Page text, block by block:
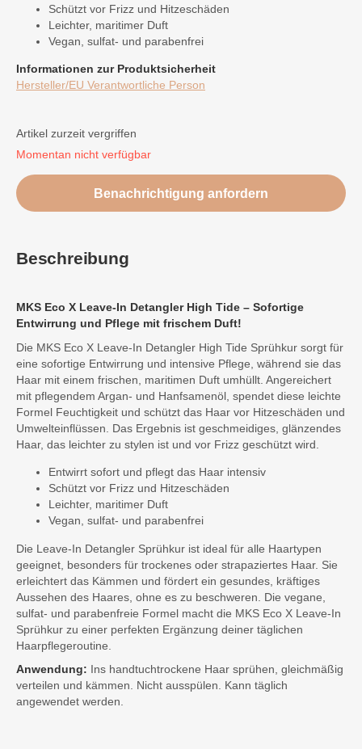
Schützt vor Frizz und Hitzeschäden
Leichter, maritimer Duft
Vegan, sulfat- und parabenfrei
Informationen zur Produktsicherheit
Hersteller/EU Verantwortliche Person
Artikel zurzeit vergriffen
Momentan nicht verfügbar
Benachrichtigung anfordern
Beschreibung
MKS Eco X Leave-In Detangler High Tide – Sofortige
Entwirrung und Pflege mit frischem Duft!
Die MKS Eco X Leave-In Detangler High Tide Sprühkur sorgt für
eine sofortige Entwirrung und intensive Pflege, während sie das
Haar mit einem frischen, maritimen Duft umhüllt. Angereichert
mit pflegendem Argan- und Hanfsamenöl, spendet diese leichte
Formel Feuchtigkeit und schützt das Haar vor Hitzeschäden und
Umwelteinflüssen. Das Ergebnis ist geschmeidiges, glänzendes
Haar, das leichter zu stylen ist und vor Frizz geschützt wird.
Entwirrt sofort und pflegt das Haar intensiv
Schützt vor Frizz und Hitzeschäden
Leichter, maritimer Duft
Vegan, sulfat- und parabenfrei
Die Leave-In Detangler Sprühkur ist ideal für alle Haartypen
geeignet, besonders für trockenes oder strapaziertes Haar. Sie
erleichtert das Kämmen und fördert ein gesundes, kräftiges
Aussehen des Haares, ohne es zu beschweren. Die vegane,
sulfat- und parabenfreie Formel macht die MKS Eco X Leave-In
Sprühkur zu einer perfekten Ergänzung deiner täglichen
Haarpflegeroutine.
Anwendung: Ins handtuchtrockene Haar sprühen, gleichmäßig
verteilen und kämmen. Nicht ausspülen. Kann täglich
angewendet werden.